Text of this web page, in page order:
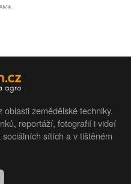
zemědělské techniky.
reportáží, fotografií i videí
sítích a v tištěném